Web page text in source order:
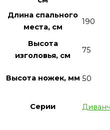
Длина спального
места, см
190
Высота
изголовья, см
75
Высота ножек, мм 50
Серии